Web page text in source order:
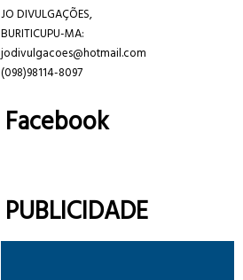
JO DIVULGAÇÕES,
BURITICUPU-MA:
jodivulgacoes@hotmail.com
(098)98114-8097
Facebook
PUBLICIDADE